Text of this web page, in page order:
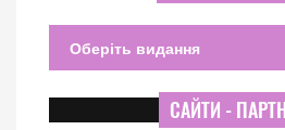
САЙТИ -